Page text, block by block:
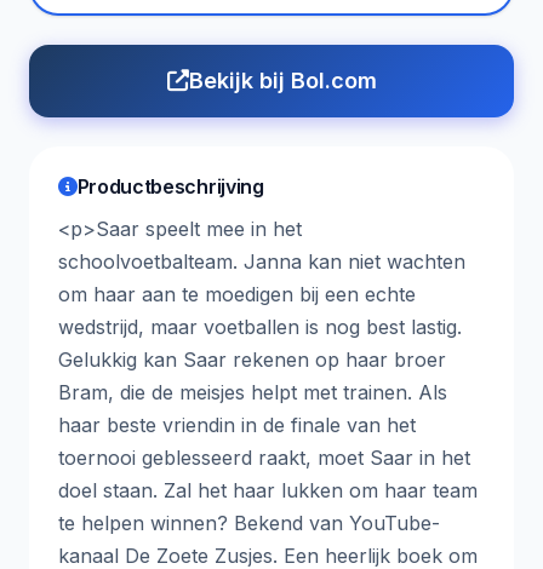
Bekijk bij Bol.com
Productbeschrijving
<p>Saar speelt mee in het
schoolvoetbalteam. Janna kan niet wachten
om haar aan te moedigen bij een echte
wedstrijd, maar voetballen is nog best lastig.
Gelukkig kan Saar rekenen op haar broer
Bram, die de meisjes helpt met trainen. Als
haar beste vriendin in de finale van het
toernooi geblesseerd raakt, moet Saar in het
doel staan. Zal het haar lukken om haar team
te helpen winnen? Bekend van YouTube-
kanaal De Zoete Zusjes. Een heerlijk boek om